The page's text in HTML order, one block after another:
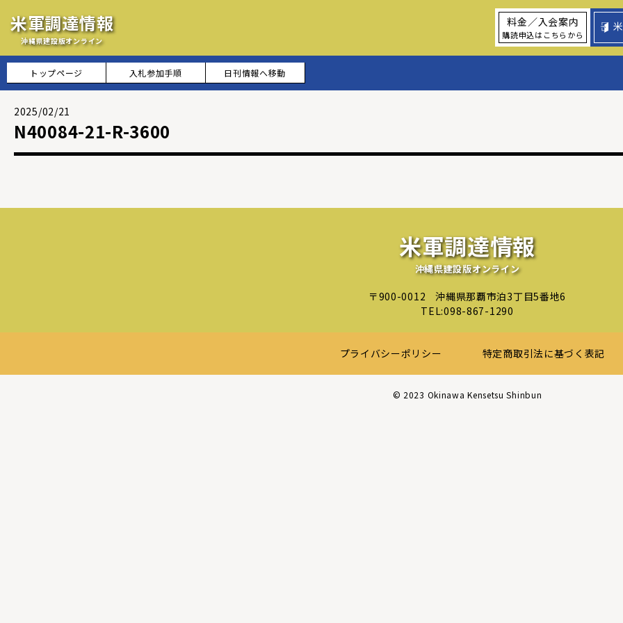
米軍調達情報
沖縄県建設版オンライン
料金／入会案内
購読申込はこちらから
トップページ 入札参加手順 日刊情報へ移動
2025/02/21
N40084-21-R-3600
米軍調達情報
沖縄県建設版オンライン
〒900-0012
沖縄県那覇市泊3丁目5番地6
TEL:098-867-1290
プライバシーポリシー 特定商取引法に基づく表記
©︎ 2023 Okinawa Kensetsu Shinbun